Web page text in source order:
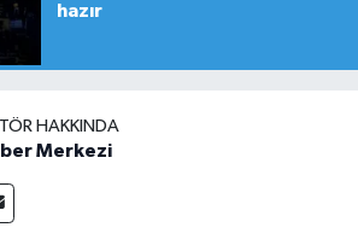
hazır
HAKKINDA
Merkezi